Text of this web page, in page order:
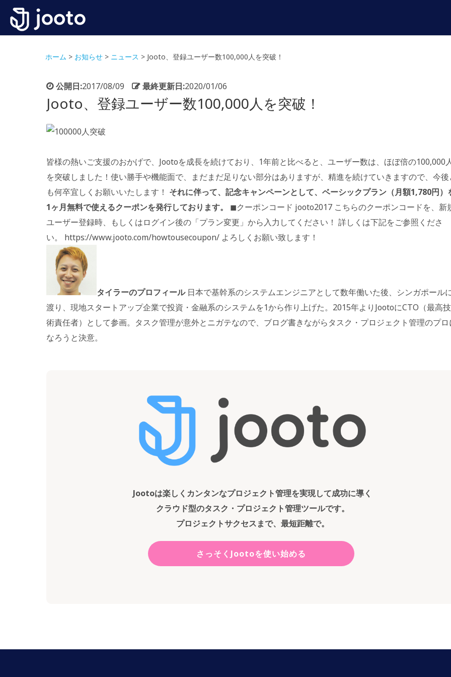
ホーム > お知らせ > ニュース > Jooto、登録ユーザー数100,000人を突破！
公開日:2017/08/09 最終更新日:2020/01/06
Jooto、登録ユーザー数100,000人を突破！
皆様の熱いご支援のおかげで、Jootoを成長を続けており、1年前と比べると、ユーザー数は、ほぼ倍の100,000
を突破しました！使い勝手や機能面で、まだまだ足りない部分はありますが、精進を続けていきますので、今後
も何卒宜しくお願いいたします！ それに伴って、記念キャンペーンとして、ベーシックプラン（月額1,780円）
1ヶ月無料で使えるクーポンを発行しております。
◼︎クーポンコード jooto2017 こちらのクーポンコードを、新
ユーザー登録時、もしくはログイン後の「プラン変更」から入力してください！ 詳しくは下記をご参照くださ
い。 https://www.jooto.com/howtousecoupon/ よろしくお願い致します！
タイラーのプロフィール 日本で基幹系のシステムエンジニアとして数年働いた後、シンガポール
渡り、現地スタートアップ企業で投資・金融系のシステムを1から作り上げた。2015年よりJootoにCTO（最高技
術責任者）として参画。タスク管理が意外とニガテなので、ブログ書きながらタスク・プロジェクト管理のプロ
なろうと決意。
Jootoは楽しくカンタンなプロジェクト管理を実現して成功に導く
クラウド型のタスク・プロジェクト管理ツールです。
プロジェクトサクセスまで、最短距離で。
さっそくJootoを使い始める